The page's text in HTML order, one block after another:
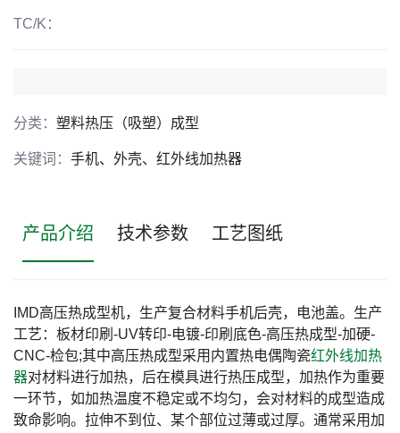
TC/K：
分类： 塑料热压（吸塑）成型
关键词： 手机、外壳、红外线加热器
产品介绍 技术参数 工艺图纸
IMD高压热成型机，生产复合材料手机后壳，电池盖。生产
工艺：板材印刷-UV转印-电镀-印刷底色-高压热成型-加硬-
CNC-检包;其中高压热成型采用内置热电偶陶瓷红外线加热
器对材料进行加热，后在模具进行热压成型，加热作为重要
一环节，如加热温度不稳定或不均匀，会对材料的成型造成
致命影响。拉伸不到位、某个部位过薄或过厚。通常采用加